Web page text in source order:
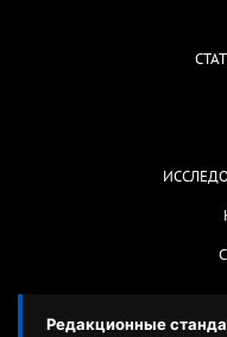
Редакционные